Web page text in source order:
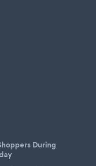
During